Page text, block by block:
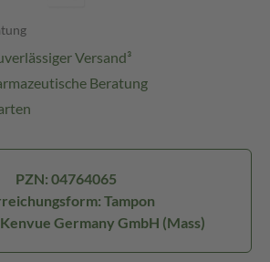
Versand³
Beratung
PZN: 04764065
Tampon
Germany GmbH (Mass)